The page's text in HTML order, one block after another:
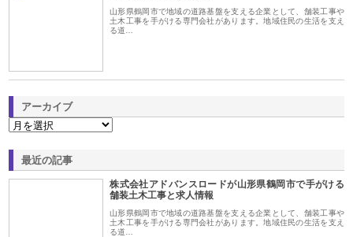
山形県鶴岡市で地域の道路基盤を支える企業として、舗装工事や
土木工事を手がける専門会社があります。地域住民の生活を支え
る道…
アーカイブ
最近の記事
株式会社アドバンスロードが山形県鶴岡市で手がける
舗装土木工事と求人情報
山形県鶴岡市で地域の道路基盤を支える企業として、舗装工事や
土木工事を手がける専門会社があります。地域住民の生活を支え
る道…